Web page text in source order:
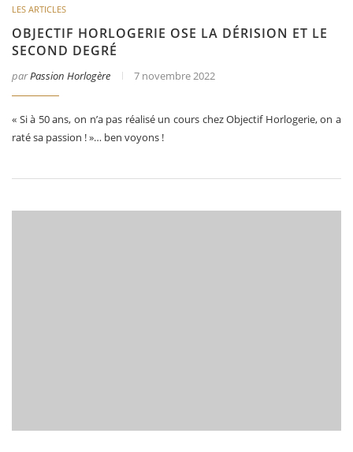
LES ARTICLES
OBJECTIF HORLOGERIE OSE LA DÉRISION ET LE
SECOND DEGRÉ
parPassion Horlogère 7 novembre 2022
« Si à 50 ans, on n’a pas réalisé un cours chez Objectif Horlogerie, on a
raté sa passion ! »… ben voyons !